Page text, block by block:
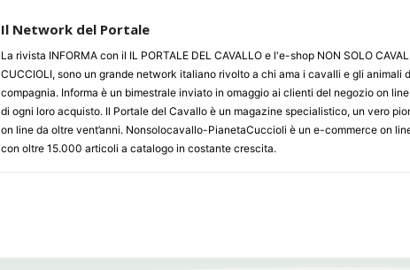
Il Network del Portale
La rivista INFORMA con il IL PORTALE DEL CAVALLO e l'e-shop NON SOLO
CUCCIOLI, sono un grande network italiano rivolto a chi ama i cavalli e gli animali
compagnia. Informa è un bimestrale inviato in omaggio ai clienti del negozio on
di ogni loro acquisto. Il Portale del Cavallo è un magazine specialistico, un vero
on line da oltre vent’anni. Nonsolocavallo-PianetaCuccioli è un e-commerce on
con oltre 15.000 articoli a catalogo in costante crescita.